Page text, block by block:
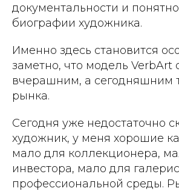
документальности и
биографии художника.
Именно здесь становится
заметно, что модель VerbArt
вчерашним, а сегодняшним
рынка.
Сегодня уже недостаточно
художник, у меня хорошие
мало для коллекционера,
инвестора, мало для
профессиональной среды.